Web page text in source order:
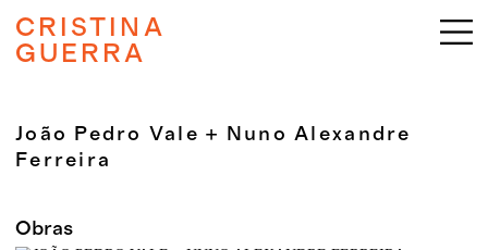
CRISTINA
GUERRA
João Pedro Vale + Nuno Alexandre
Ferreira
Obras